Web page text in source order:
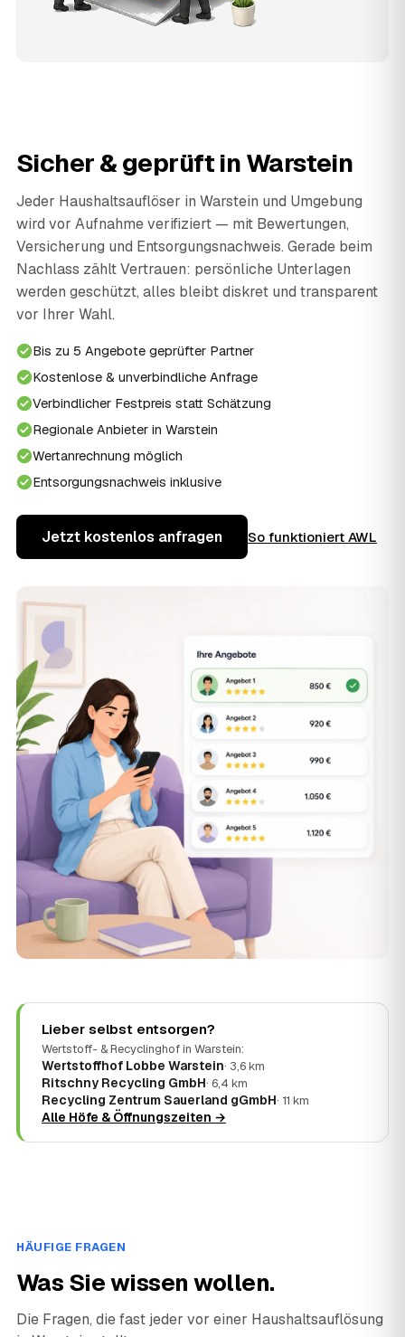
Sicher & geprüft in Warstein
Jeder Haushaltsauflöser in Warstein und Umgebung
wird vor Aufnahme verifiziert — mit Bewertungen,
Versicherung und Entsorgungsnachweis. Gerade beim
Nachlass zählt Vertrauen: persönliche Unterlagen
werden geschützt, alles bleibt diskret und transparent
vor Ihrer Wahl.
Bis zu 5 Angebote geprüfter Partner
Kostenlose & unverbindliche Anfrage
Verbindlicher Festpreis statt Schätzung
Regionale Anbieter in Warstein
Wertanrechnung möglich
Entsorgungsnachweis inklusive
Jetzt kostenlos anfragen So funktioniert AWL
Lieber selbst entsorgen?
Wertstoff- & Recyclinghof in Warstein:
Wertstoffhof Lobbe Warstein· 3,6 km
Ritschny Recycling GmbH· 6,4 km
Recycling Zentrum Sauerland gGmbH· 11 km
Alle Höfe & Öffnungszeiten →
HÄUFIGE FRAGEN
Was Sie wissen wollen.
Die Fragen, die fast jeder vor einer Haushaltsauflösung